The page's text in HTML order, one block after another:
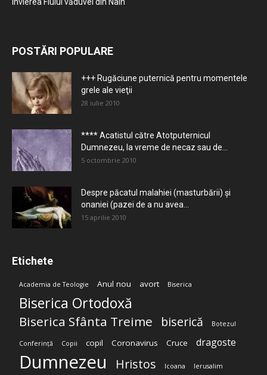
Învierea Fiului văduvei din Nain
POSTĂRI POPULARE
+++ Rugăciune puternică pentru momentele
grele ale vieţii
28 iulie 2010
**** Acatistul către Atotputernicul
Dumnezeu, la vreme de necaz sau de...
5 octombrie 2010
Despre păcatul malahiei (masturbării) şi
onaniei (pazei de a nu avea...
15 aprilie 2010
Etichete
Academia de Teologie Anul nou avort Biserica
Biserica Ortodoxă
Biserica Sfânta Treime biserică Botezul
Conferință Copii copil Coronavirus Cruce dragoste
Dumnezeu Hristos Icoana Ierusalim